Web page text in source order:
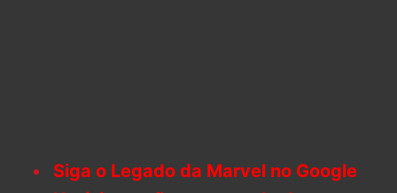
Siga o Legado da Marvel no Google